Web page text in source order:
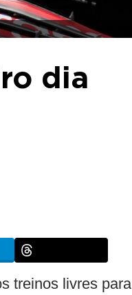
dia
treinos livres para